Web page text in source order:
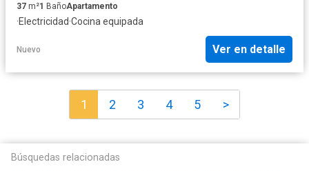
37 m²1 BañoApartamento
·Electricidad·Cocina equipada
Nuevo Ver en detalle
1 2 3 4 5 >
Búsquedas relacionadas